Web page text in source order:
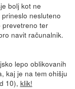
bolj kot ne
nesluteno
prevetreno ter
navit računalnik.
lepo oblikovanih
kaj je na tem ohišju
10), klik!